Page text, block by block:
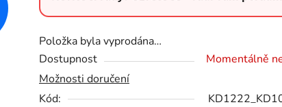
Položka byla vyprodána…
Dostupnost
Momentálně
Možnosti doručení
Kód: